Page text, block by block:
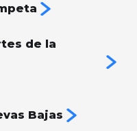
de la
Bajas